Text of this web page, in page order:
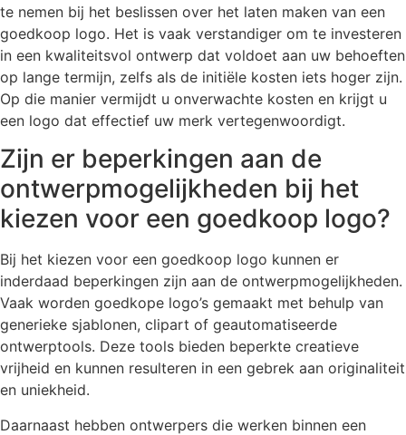
te nemen bij het beslissen over het laten maken van een
goedkoop logo. Het is vaak verstandiger om te investeren
in een kwaliteitsvol ontwerp dat voldoet aan uw behoeften
op lange termijn, zelfs als de initiële kosten iets hoger zijn.
Op die manier vermijdt u onverwachte kosten en krijgt u
een logo dat effectief uw merk vertegenwoordigt.
Zijn er beperkingen aan de
ontwerpmogelijkheden bij het
kiezen voor een goedkoop logo?
Bij het kiezen voor een goedkoop logo kunnen er
inderdaad beperkingen zijn aan de ontwerpmogelijkheden.
Vaak worden goedkope logo’s gemaakt met behulp van
generieke sjablonen, clipart of geautomatiseerde
ontwerptools. Deze tools bieden beperkte creatieve
vrijheid en kunnen resulteren in een gebrek aan originaliteit
en uniekheid.
Daarnaast hebben ontwerpers die werken binnen een